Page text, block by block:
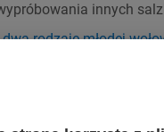
innych
dwa rodzaje młodej
jadalnych lata.